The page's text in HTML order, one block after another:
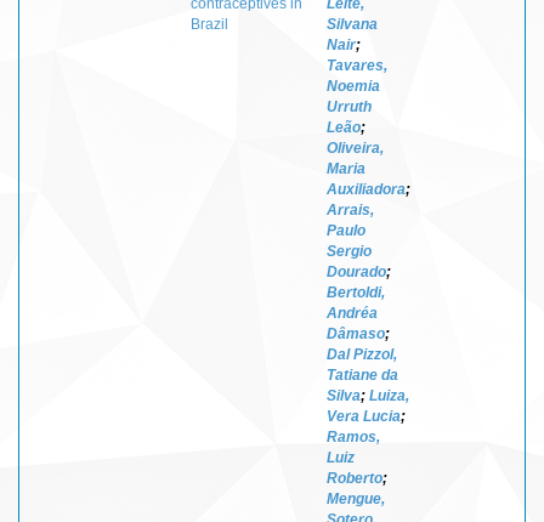
Brazil
Silvana
Nair;
Tavares,
Noemia
Urruth
Leão;
Oliveira,
Maria
Auxiliadora;
Arrais,
Paulo
Sergio
Dourado;
Bertoldi,
Andréa
Dâmaso;
Dal Pizzol,
Tatiane da
Silva; Luiza,
Vera Lucia;
Ramos,
Luiz
Roberto;
Mengue,